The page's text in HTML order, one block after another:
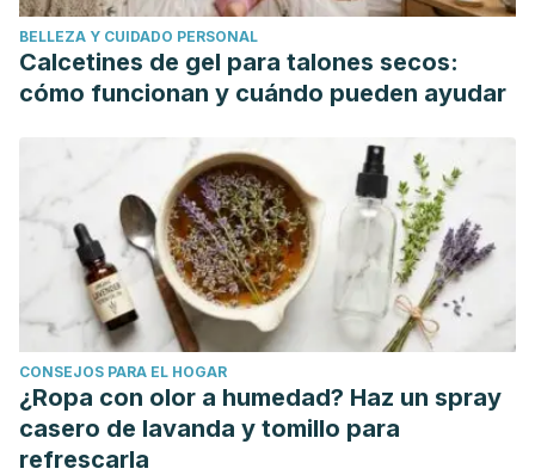
chemical composition and biological properties of coconut
(Cocos Nucifera L.) water. Molecules.
https://doi.org/10.3390/molecules14125144
Valera, C. L. (1961). Coconut water. Science.
https://doi.org/10.1126/science.134.3484.1020
Gandhi M, Aggarwal M, Puri S, Singla SK. Prophylactic
effect of coconut water (Cocos nucifera L.) on ethylene
glycol induced nephrocalcinosis in male wistar rat.Int Braz
J Urol. 2013;39(1):108-117. doi:10.1590/S1677-
5538.IBJU.2013.01.14
Ekanayaka RA, Ekanayaka NK, Perera B, De Silva PG.
Impact of a traditional dietary supplement with coconut milk
and soya milk on the lipid profile in normal free living
subjects.
J Nutr Metab
. 2013;2013:481068.
BELLEZA Y CUIDADO PERSONAL
Calcetines de gel para talones secos:
cómo funcionan y cuándo pueden ayudar
CONSEJOS PARA EL HOGAR
¿Ropa con olor a humedad? Haz un spray
casero de lavanda y tomillo para
refrescarla